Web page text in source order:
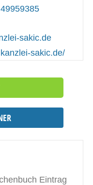
sakic.de
sakic.de/
Eintrag